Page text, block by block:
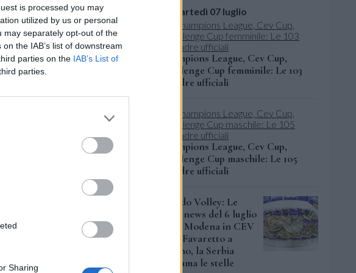
is processed you may
utilized by us or personal
may separately opt-out of the
the IAB’s list of downstream
parties on the IAB’s List of
parties.
Sharing
costruito con lavoro,
difficili e momenti
orgoglio, passione e con
messo in luce il
ogni difficoltà ci ha
con il territorio.
martedì 07 luglio
Champions League, Cev Cup,
Challenge Cup femminile: Le 103
squadre ufficiali
Champions League, Cev Cup,
Challenge Cup maschile: Le 105
squadre ufficiali
Mondo Volley: Le
altre news del 6 luglio
2026: Modena in CEV
Cup, Favaretto a
Fasano, la Serbia
richiama le stelle